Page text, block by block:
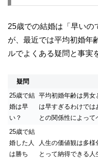
25歳での結婚は「早いの
が、最近では平均初婚年
ルでよくある疑問と事実
疑問
25歳で結
婚は早
い？
平均初婚年齢は男女
は早すぎるわけで
との関係性によって
25歳で結
婚した人
は勝ち
人生の価値観は多
とって納得できる人